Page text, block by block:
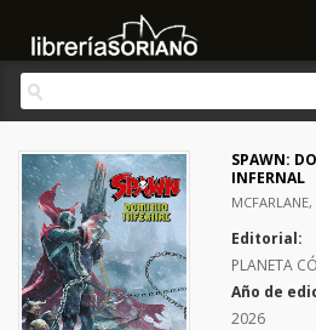
SPAWN:
INFERNAL
Editorial:
PLANETA
Año de
2026